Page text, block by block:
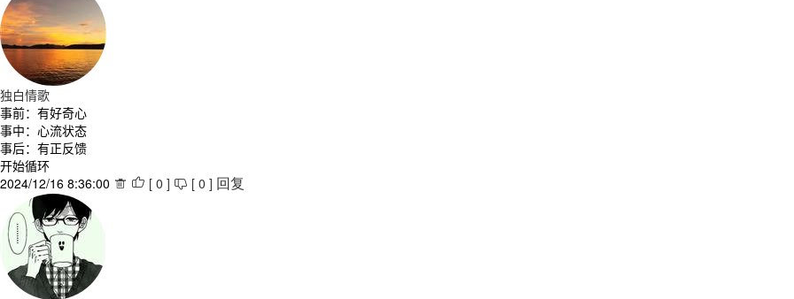
独白情歌
事前：有好奇心
事中：心流状态
事后：有正反馈
开始循环
2024/12/16 8:36:00   [ 0 ]  [ 0 ] 回复